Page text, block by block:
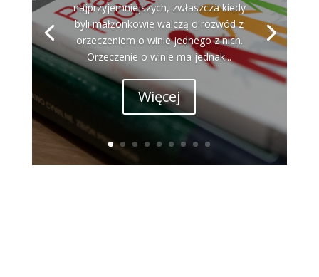
najprzyjemniejszych, zwłaszcza kiedy
byli małżonkowie walczą o rozwód z
orzeczeniem o winie jednego z nich.
Orzeczenie o winie ma jednak...
Więcej